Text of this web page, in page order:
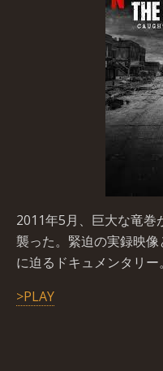
2011年5月、巨大な竜巻
襲った。緊迫の実録映
に迫るドキュメンタリー。
>PLAY